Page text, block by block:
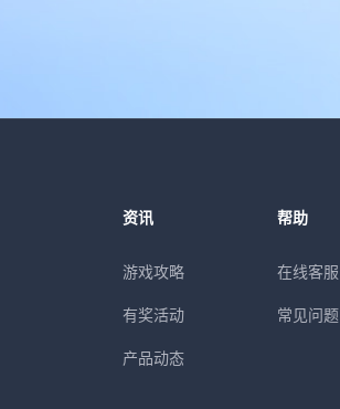
资讯
游戏攻略
有奖活动
产品动态
帮助
在线客服
常见问题